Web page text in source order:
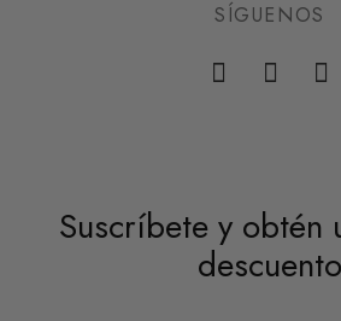
SÍGUENOS
Suscríbete y obtén
descuento